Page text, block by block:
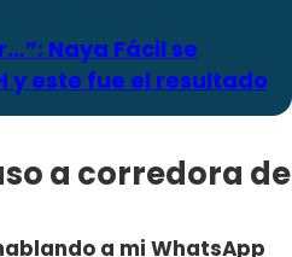
Naya Fácil se
y este fue el resultado
a corredora de
a mi WhatsApp